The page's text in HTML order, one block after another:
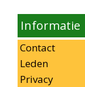
Informatie
Contact
Leden
Privacy